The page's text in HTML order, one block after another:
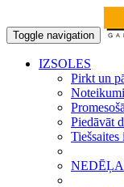
Toggle navigation
IZSOLES
Pirkt un
Noteikumi
Piedāvāt
Tiešsaites